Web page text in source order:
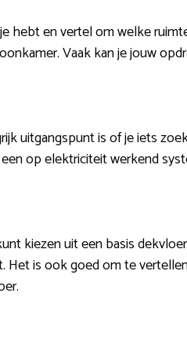
hebt en vertel om welke
Vaak kan je jouw
uitgangspunt is of je iets
op elektriciteit werkend
kiezen uit een basis
Het is ook goed om te